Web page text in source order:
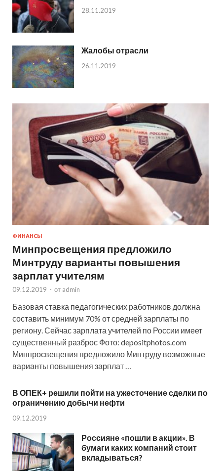
28.11.2019
Жалобы отрасли
26.11.2019
ФИНАНСЫ
Минпросвещения предложило
Минтруду варианты повышения
зарплат учителям
09.12.2019 - от admin
Базовая ставка педагогических работников должна
составить минимум 70% от средней зарплаты по
региону. Сейчас зарплата учителей по России имеет
существенный разброс Фото: depositphotos.com
Минпросвещения предложило Минтруду возможные
варианты повышения зарплат …
В ОПЕК+ решили пойти на ужесточение сделки по
ограничению добычи нефти
09.12.2019
Россияне «пошли в акции». В
бумаги каких компаний стоит
вкладываться?